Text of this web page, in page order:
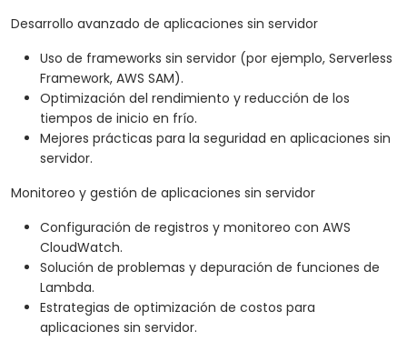
Desarrollo avanzado de aplicaciones sin servidor
Uso de frameworks sin servidor (por ejemplo, Serverless
Framework, AWS SAM).
Optimización del rendimiento y reducción de los
tiempos de inicio en frío.
Mejores prácticas para la seguridad en aplicaciones sin
servidor.
Monitoreo y gestión de aplicaciones sin servidor
Configuración de registros y monitoreo con AWS
CloudWatch.
Solución de problemas y depuración de funciones de
Lambda.
Estrategias de optimización de costos para
aplicaciones sin servidor.